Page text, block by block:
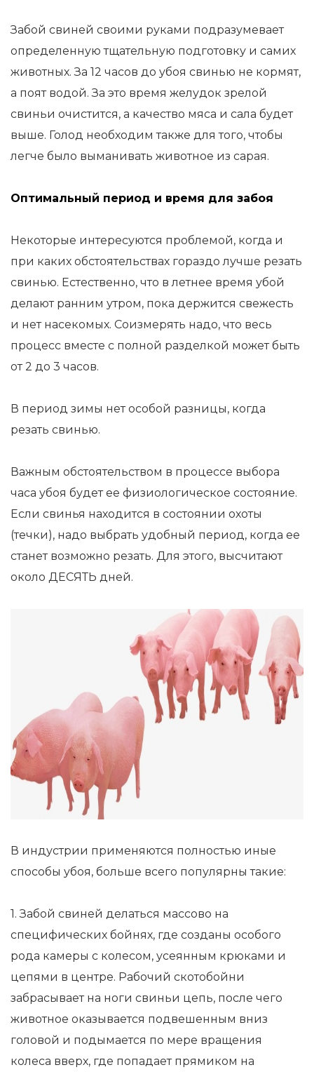
Забой свиней своими руками подразумевает
определенную тщательную подготовку и самих
животных. За 12 часов до убоя свинью не кормят,
а поят водой. За это время желудок зрелой
свиньи очистится, а качество мяса и сала будет
выше. Голод необходим также для того, чтобы
легче было выманивать животное из сарая.
Оптимальный период и время для забоя
Некоторые интересуются проблемой, когда и
при каких обстоятельствах гораздо лучше резать
свинью. Естественно, что в летнее время убой
делают ранним утром, пока держится свежесть
и нет насекомых. Соизмерять надо, что весь
процесс вместе с полной разделкой может быть
от 2 до 3 часов.
В период зимы нет особой разницы, когда
резать свинью.
Важным обстоятельством в процессе выбора
часа убоя будет ее физиологическое состояние.
Если свинья находится в состоянии охоты
(течки), надо выбрать удобный период, когда ее
станет возможно резать. Для этого, высчитают
около ДЕСЯТЬ дней.
В индустрии применяются полностью иные
способы убоя, больше всего популярны такие:
1. Забой свиней делаться массово на
специфических бойнях, где созданы особого
рода камеры с колесом, усеянным крюками и
цепями в центре. Рабочий скотобойни
забрасывает на ноги свиньи цепь, после чего
животное оказывается подвешенным вниз
головой и подымается по мере вращения
колеса вверх, где попадает прямиком на